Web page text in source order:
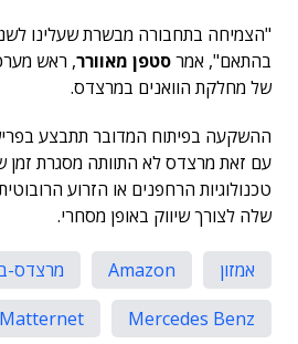
"הצמיחה בתחבורה מבשרת שעלינו
בהתאם", אמרסטפן מאוורר, ראש
של מחלקת הוואנים במרצדס.
ההשקעה בפיתוח המדובר תתבצע
עם זאת מרצדס לא התוותה מסגרת זמן
טכנולוגיות הרחפנים או הזרוע
שלה לצורך שיווק באופן מסחרי.
אמזון Amazon
מרצדס-
Mercedes Benz
Matternet